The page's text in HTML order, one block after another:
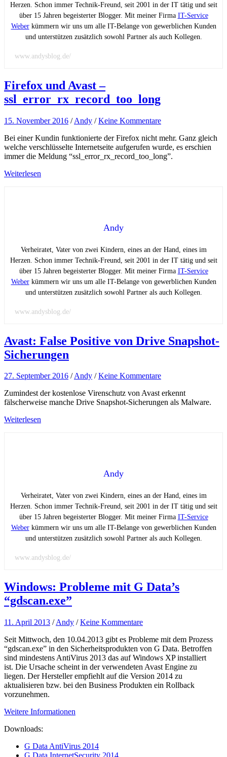
Herzen. Schon immer Technik-Freund, seit 2001 in der IT tätig und seit
über 15 Jahren begeisterter Blogger. Mit meiner Firma IT-Service
Weberkümmern wir uns um alle IT-Belange von gewerblichen Kunden
und unterstützen zusätzlich sowohl Partner als auch Kollegen.
www.andysblog.de/
Firefox und Avast –
ssl_error_rx_record_too_long
15. November 2016 /Andy /Keine Kommentare
Bei einer Kundin funktionierte der Firefox nicht mehr. Ganz gleich
welche verschlüsselte Internetseite aufgerufen wurde, es erschien
immer die Meldung “ssl_error_rx_record_too_long”.
Weiterlesen
Andy
Verheiratet, Vater von zwei Kindern, eines an der Hand, eines im
Herzen. Schon immer Technik-Freund, seit 2001 in der IT tätig und seit
über 15 Jahren begeisterter Blogger. Mit meiner Firma IT-Service
Weberkümmern wir uns um alle IT-Belange von gewerblichen Kunden
und unterstützen zusätzlich sowohl Partner als auch Kollegen.
www.andysblog.de/
Avast: False Positive von Drive Snapshot-
Sicherungen
27. September 2016 /Andy /Keine Kommentare
Zumindest der kostenlose Virenschutz von Avast erkennt
fälscherweise manche Drive Snapshot-Sicherungen als Malware.
Weiterlesen
Andy
Verheiratet, Vater von zwei Kindern, eines an der Hand, eines im
Herzen. Schon immer Technik-Freund, seit 2001 in der IT tätig und seit
über 15 Jahren begeisterter Blogger. Mit meiner Firma IT-Service
Weberkümmern wir uns um alle IT-Belange von gewerblichen Kunden
und unterstützen zusätzlich sowohl Partner als auch Kollegen.
www.andysblog.de/
Windows: Probleme mit G Data’s
“gdscan.exe”
11. April 2013 /Andy /Keine Kommentare
Seit Mittwoch, den 10.04.2013 gibt es Probleme mit dem Prozess
“gdscan.exe” in den Sicherheitsprodukten von G Data. Betroffen
sind mindestens AntiVirus 2013 das auf Windows XP installiert
ist. Die Ursache scheint in der verwendeten Avast Engine zu
liegen. Der Hersteller empfiehlt auf die Version 2014 zu
aktualisieren bzw. bei den Business Produkten ein Rollback
vorzunehmen.
Weitere Informationen
Downloads:
G Data AntiVirus 2014